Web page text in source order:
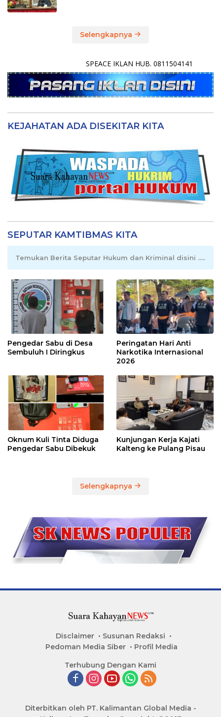
Selengkapnya
SPEACE IKLAN HUB. 0811504141
KEJAHATAN ADA DISEKITAR KITA
SEPUTAR KAMTIBMAS KITA
Temukan Berita Seputar Hukum dan Kriminal disini .....
Pengedar Sabu di Desa
Sembuluh I Diringkus
Peringatan Hari Anti
Narkotika Internasional
2026
Oknum Kuli Tinta Diduga
Pengedar Sabu Dibekuk
Kunjungan Kerja Kajati
Kalteng ke Pulang Pisau
Selengkapnya
Disclaimer
Susunan Redaksi
Pedoman Media Siber
Profil Media
Terhubung Dengan Kami
Diterbitkan oleh PT. Kalimantan Global Media -